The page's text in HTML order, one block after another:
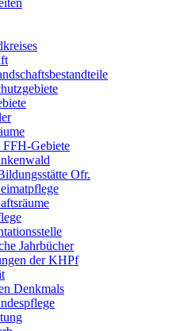
Gebiete
Ofr.
Jahrbücher
der KHPf
Denkmals